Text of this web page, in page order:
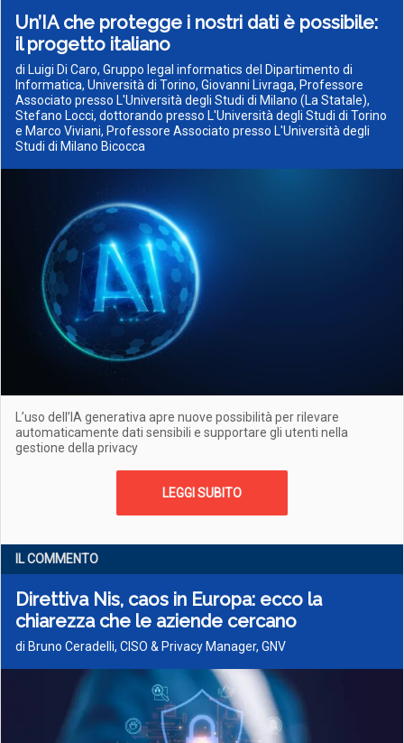
Un’IA che protegge i nostri dati è possibile:
il progetto italiano
di Luigi Di Caro, Gruppo legal informatics del Dipartimento di
Informatica, Università di Torino, Giovanni Livraga, Professore
Associato presso L'Università degli Studi di Milano (La Statale),
Stefano Locci, dottorando presso L'Università degli Studi di Torino
e Marco Viviani, Professore Associato presso L'Università degli
Studi di Milano Bicocca
L’uso dell’IA generativa apre nuove possibilità per rilevare
automaticamente dati sensibili e supportare gli utenti nella
gestione della privacy
LEGGI SUBITO
IL COMMENTO
Direttiva Nis, caos in Europa: ecco la
chiarezza che le aziende cercano
di Bruno Ceradelli, CISO & Privacy Manager, GNV